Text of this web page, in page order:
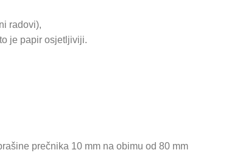
radovi),
je papir osjetljiviji.
prečnika 10 mm na obimu od 80 mm